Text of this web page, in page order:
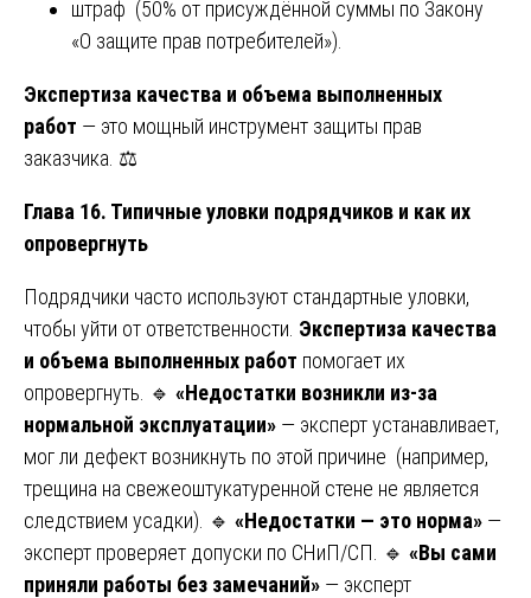
штраф (50% от присуждённой суммы по Закону
«О защите прав потребителей»).
Экспертиза качества и объема выполненных
работ — это мощный инструмент защиты прав
заказчика. ⚖️
Глава 16. Типичные уловки подрядчиков и как их
опровергнуть
Подрядчики часто используют стандартные уловки,
чтобы уйти от ответственности. Экспертиза качества
и объема выполненных работ помогает их
опровергнуть. 🔹 «Недостатки возникли из-за
нормальной эксплуатации» — эксперт устанавливает,
мог ли дефект возникнуть по этой причине (например,
трещина на свежеоштукатуренной стене не является
следствием усадки). 🔹 «Недостатки — это норма» —
эксперт проверяет допуски по СНиП/СП. 🔹 «Вы сами
приняли работы без замечаний» — эксперт